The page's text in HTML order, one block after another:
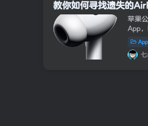
教你如何寻找遗失的
苹果
App
Mac
在使
七